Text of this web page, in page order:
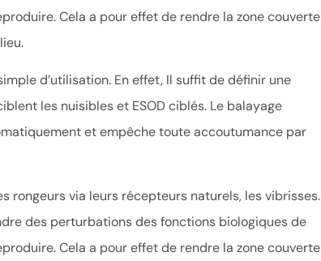
Cela a pour effet de rendre la zone couverte
d’utilisation. En effet, Il suffit de définir une
les nuisibles et ESOD ciblés. Le balayage
et empêche toute accoutumance par
rongeurs via leurs récepteurs naturels, les vibrisses.
des perturbations des fonctions biologiques de
Cela a pour effet de rendre la zone couverte